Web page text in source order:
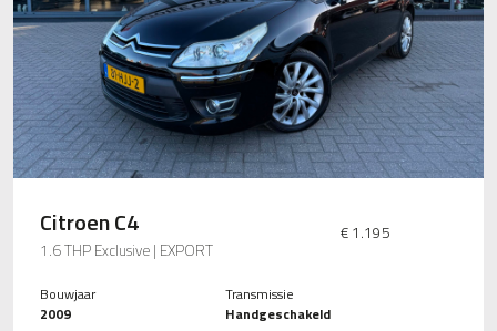
Citroen C4
1.6 THP Exclusive | EXPORT
€ 1.195
Bouwjaar
2009
Transmissie
Handgeschakeld